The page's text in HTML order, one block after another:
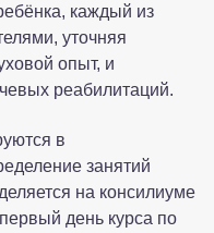
каждый из
уточняя
опыт, и
реабилитаций.
в
занятий
на консилиуме
день курса по